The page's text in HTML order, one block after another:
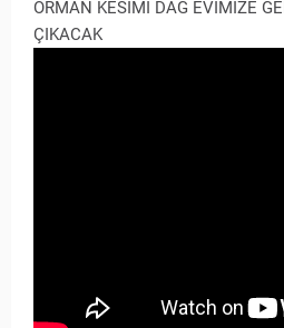
ORMAN KESİMİ DAĞ EVİMİZE
ÇIKACAK